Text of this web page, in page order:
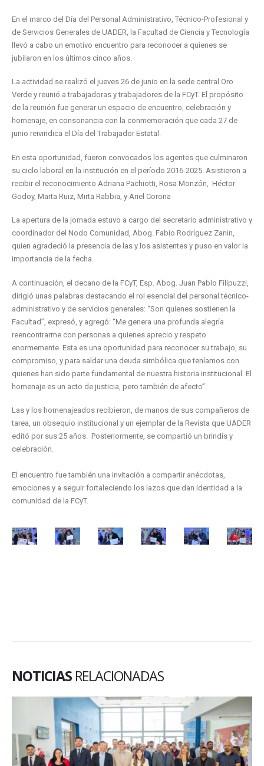
En el marco del Día del Personal Administrativo, Técnico-Profesional y
de Servicios Generales de UADER, la Facultad de Ciencia y Tecnología
llevó a cabo un emotivo encuentro para reconocer a quienes se
jubilaron en los últimos cinco años.
La actividad se realizó el jueves 26 de junio en la sede central Oro
Verde y reunió a trabajadoras y trabajadores de la FCyT. El propósito
de la reunión fue generar un espacio de encuentro, celebración y
homenaje, en consonancia con la conmemoración que cada 27 de
junio reivindica el Día del Trabajador Estatal.
En esta oportunidad, fueron convocados los agentes que culminaron
su ciclo laboral en la institución en el período 2016-2025. Asistieron a
recibir el reconocimiento Adriana Pachiotti, Rosa Monzón, Héctor
Godoy, Marta Ruiz, Mirta Rabbia, y Ariel Corona
La apertura de la jornada estuvo a cargo del secretario administrativo y
coordinador del Nodo Comunidad, Abog. Fabio Rodríguez Zanin,
quien agradeció la presencia de las y los asistentes y puso en valor la
importancia de la fecha.
A continuación, el decano de la FCyT, Esp. Abog. Juan Pablo Filipuzzi,
dirigió unas palabras destacando el rol esencial del personal técnico-
administrativo y de servicios generales: “Son quienes sostienen la
Facultad”, expresó, y agregó: “Me genera una profunda alegría
reencontrarme con personas a quienes aprecio y respeto
enormemente. Esta es una oportunidad para reconocer su trabajo, su
compromiso, y para saldar una deuda simbólica que teníamos con
quienes han sido parte fundamental de nuestra historia institucional. El
homenaje es un acto de justicia, pero también de afecto”.
Las y los homenajeados recibieron, de manos de sus compañeros de
tarea, un obsequio institucional y un ejemplar de la Revista que UADER
editó por sus 25 años. Posteriormente, se compartió un brindis y
celebración.
El encuentro fue también una invitación a compartir anécdotas,
emociones y a seguir fortaleciendo los lazos que dan identidad a la
comunidad de la FCyT.
NOTICIAS RELACIONADAS